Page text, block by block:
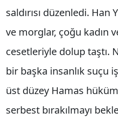
saldırısı düzenledi. Han
ve morglar, çoğu kadın
cesetleriyle dolup taştı.
bir başka insanlık suçu
üst düzey Hamas
serbest bırakılmayı